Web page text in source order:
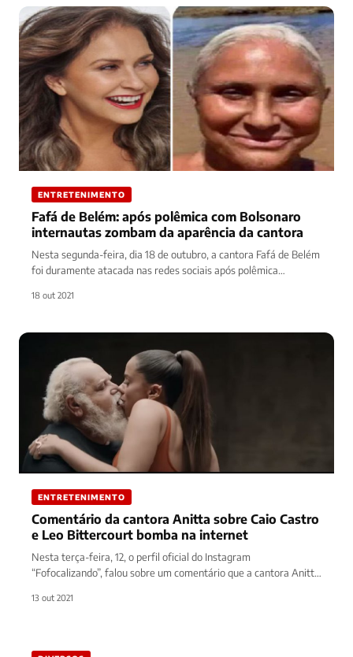
ENTRETENIMENTO
Fafá de Belém: após polêmica com Bolsonaro
internautas zombam da aparência da cantora
Nesta segunda-feira, dia 18 de outubro, a cantora Fafá de Belém
foi duramente atacada nas redes sociais após polêmica
18 out 2021
ENTRETENIMENTO
Comentário da cantora Anitta sobre Caio Castro
e Leo Bittercourt bomba na internet
Nesta terça-feira, 12, o perfil oficial do Instagram
“Fofocalizando”, falou sobre um comentário que a cantora Anitta
13 out 2021